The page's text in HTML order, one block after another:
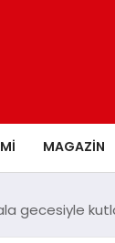
MAGAZIN
gecesiyle